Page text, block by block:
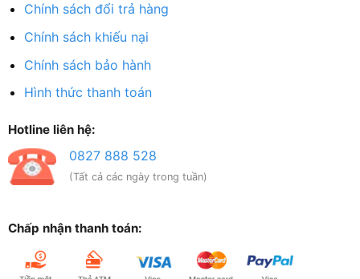
Chính sách đổi trả hàng
Chính sách khiếu nại
Chính sách bảo hành
Hình thức thanh toán
Hotline liên hệ:
0827 888 528
(Tất cả các ngày trong tuần)
Chấp nhận thanh toán: